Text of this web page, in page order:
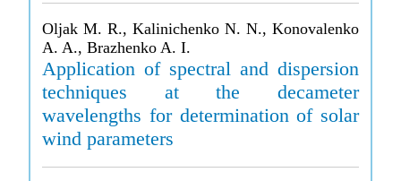
Oljak M. R., Kalinichenko N. N., Konovalenko
A. A., Brazhenko A. I.
Application of spectral and dispersion
techniques at the decameter
wavelengths for determination of solar
wind parameters